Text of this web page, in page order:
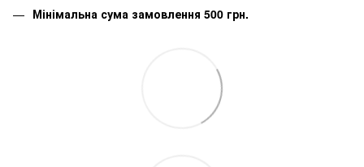
Мінімальна сума замовлення 500 грн.